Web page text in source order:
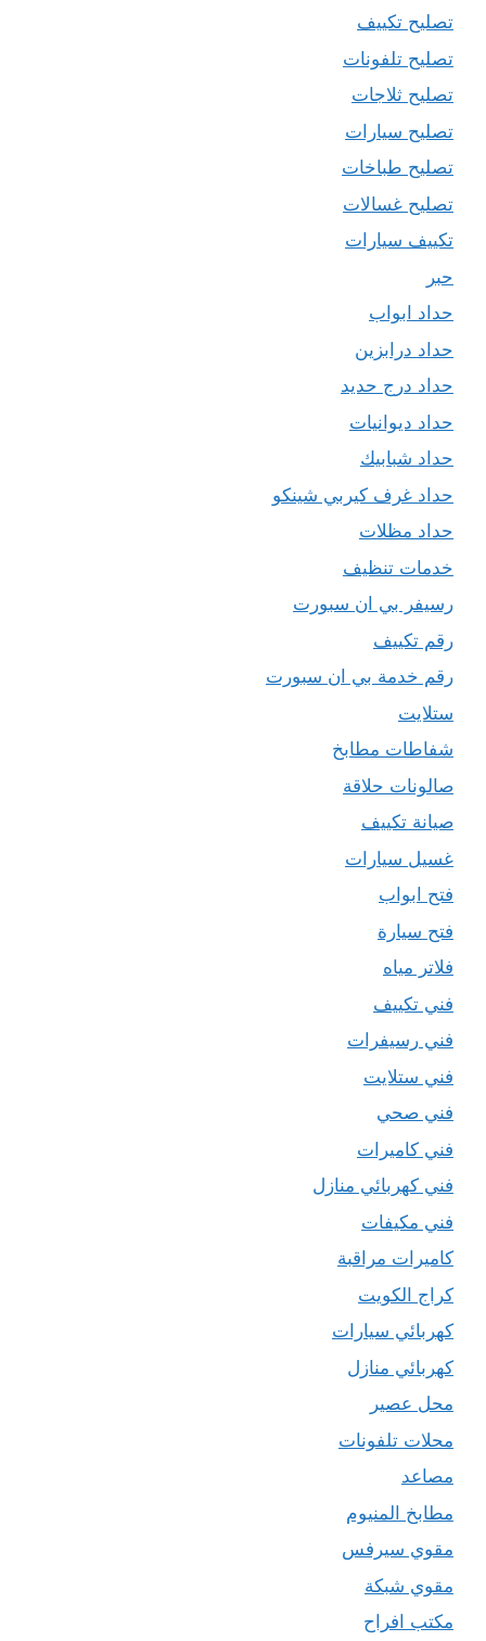
تصليح تكييف
تصليح تلفونات
تصليح ثلاجات
تصليح سيارات
تصليح طباخات
تصليح غسالات
تكييف سيارات
حبر
حداد ابواب
حداد درابزين
حداد درج حديد
حداد ديوانيات
حداد شبابيك
حداد غرف كيربي شينكو
حداد مظلات
خدمات تنظيف
رسيفر بي ان سبورت
رقم تكييف
رقم خدمة بي ان سبورت
ستلايت
شفاطات مطابخ
صالونات حلاقة
صيانة تكييف
غسيل سيارات
فتح ابواب
فتح سيارة
فلاتر مياه
فني تكييف
فني رسيفرات
فني ستلايت
فني صحي
فني كاميرات
فني كهربائي منازل
فني مكيفات
كاميرات مراقبة
كراج الكويت
كهربائي سيارات
كهربائي منازل
محل عصير
محلات تلفونات
مصاعد
مطابخ المنيوم
مقوي سيرفس
مقوي شبكة
مكتب افراح